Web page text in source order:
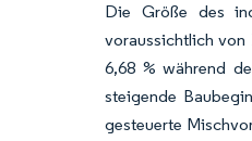
Die Größe des
voraussichtlich von
6,68 % während
steigende
gesteuerte